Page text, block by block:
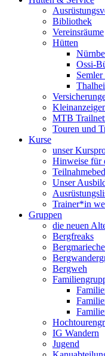
Bibliothek
Vereinsräume
Hütten
Ossi-
MTB
Touren und
Kurse
unser
Hinweise für
Unser
Trainer*in
Gruppen
die neuen
Bergfreaks
Bergweh
IG Wandern
Jugend